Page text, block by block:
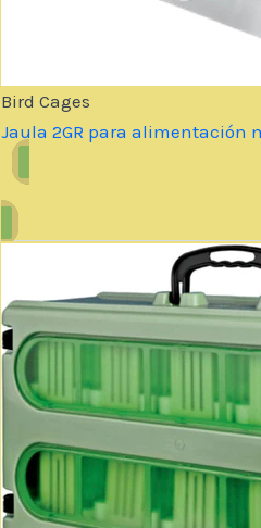
Bird Cages
Jaula 2GR para alimentación